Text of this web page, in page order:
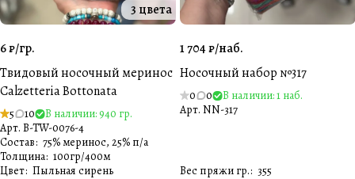
3 цвета
6 ₽/гр.
Твидовый носочный меринос
Calzetteria Bottonata
5 10
В наличии: 940 гр.
Арт. B-TW-0076-4
Состав: 75% меринос, 25% п/а
Толщина: 100гр/400м
Цвет: Пыльная сирень
1 704 ₽/наб.
Носочный набор №317
0 0
В наличии: 1 наб.
Арт. NN-317
Вес пряжи гр.: 355